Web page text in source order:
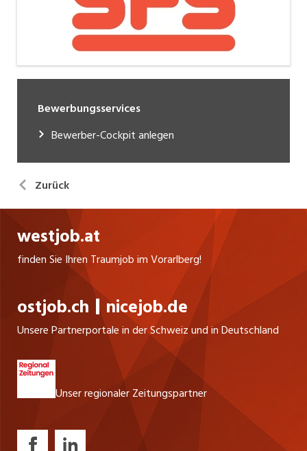
Bewerbungsservices
Bewerber-Cockpit anlegen
Zurück
westjob.at
finden Sie Ihren Traumjob im Vorarlberg!
ostjob.ch nicejob.de
Unsere Partnerportale in der Schweiz und in Deutschland
Unser regionaler Zeitungspartner